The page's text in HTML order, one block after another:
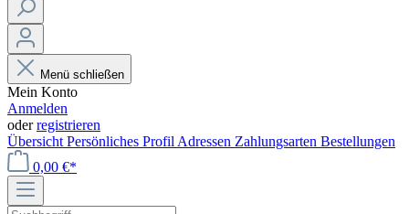
Menü schließen
Mein Konto
Anmelden
oderregistrieren
Übersicht Persönliches Profil Adressen Zahlungsarten Bestellungen
0,00 €*